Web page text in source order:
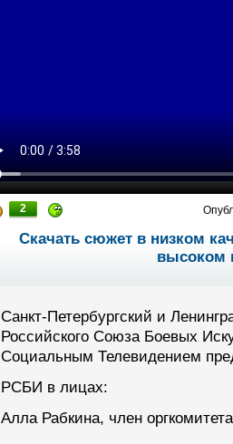
2
Скачать сюжет в низком
высоком
Санкт-Петербургский и
Российского Союза Боевых
Социальным Телевидением
РСБИ в лицах:
Алла Рабкина, член